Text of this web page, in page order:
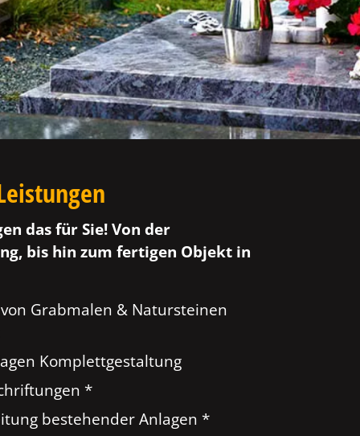
das für Sie! Von der
bis hin zum fertigen Objekt in
Grabmalen & Natursteinen
Komplettgestaltung
*
bestehender Anlagen *